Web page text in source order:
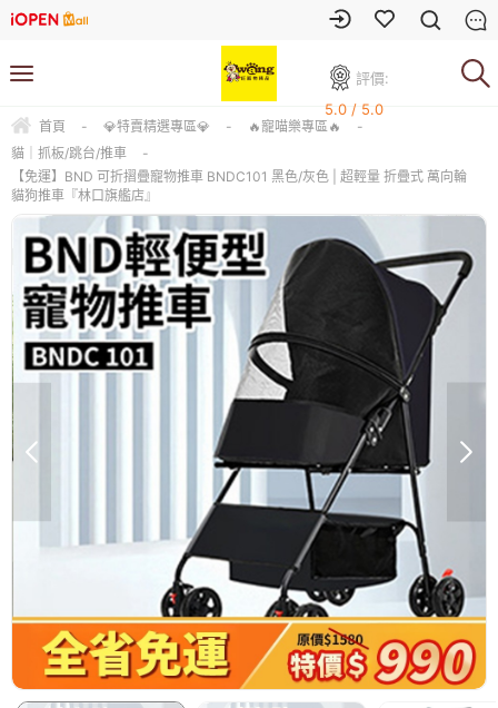
評價:
5.0 / 5.0
首頁 - 💎特賣精選專區💎 - 🔥寵喵樂專區🔥
-
貓｜抓板/跳台/推車
-
【免運】BND 可折摺疊寵物推車 BNDC101 黑色/灰色 | 超輕量 折疊式 萬向輪
貓狗推車『林口旗艦店』